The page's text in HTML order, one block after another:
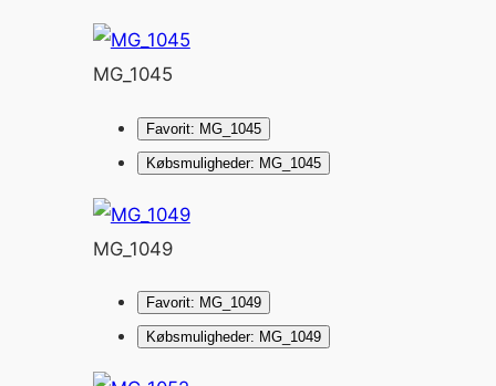
MG_1045
Favorit: MG_1045
Købsmuligheder: MG_1045
MG_1049
Favorit: MG_1049
Købsmuligheder: MG_1049